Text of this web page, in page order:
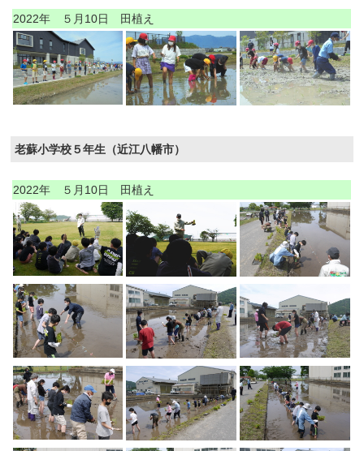
2022年 ５月10日 田植え
老蘇小学校５年生（近江八幡市）
2022年 ５月10日 田植え